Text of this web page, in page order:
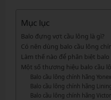
Mục lục
Balo đựng vợt cầu lông là gì?
Có nên dùng balo cầu lông
Làm thế nào để phân biệt
Một số thương hiệu balo cầu
Balo cầu lông chính hãng Yonex
Balo cầu lông chính hãng
Balo cầu lông chính hãng Victor